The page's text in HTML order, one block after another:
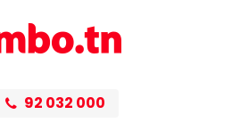
92 032 000